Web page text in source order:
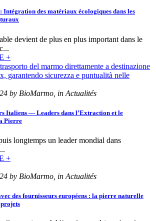
Intégration des matériaux écologiques dans les
devient de plus en plus important dans le
+
by BioMarmo, in Actualités
Italiens — Leaders dans l’Extraction et le
Pierre
longtemps un leader mondial dans
+
by BioMarmo, in Actualités
des fournisseurs européens : la pierre naturelle